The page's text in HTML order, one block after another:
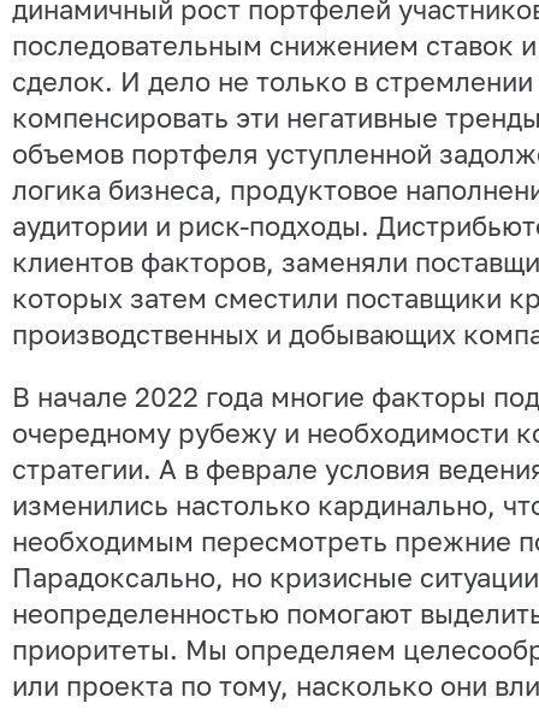
динамичный рост портфелей
последовательным снижением ставок
сделок. И дело не только в
компенсировать эти негативные
объемов портфеля уступленной
логика бизнеса, продуктовое
аудитории и риск-подходы.
клиентов факторов, заменяли
которых затем сместили поставщики
производственных и добывающих
В начале 2022 года многие факторы
очередному рубежу и необходимости
стратегии. А в феврале условия
изменились настолько кардинально,
необходимым пересмотреть прежние
Парадоксально, но кризисные
неопределенностью помогают
приоритеты. Мы определяем
или проекта по тому, насколько они